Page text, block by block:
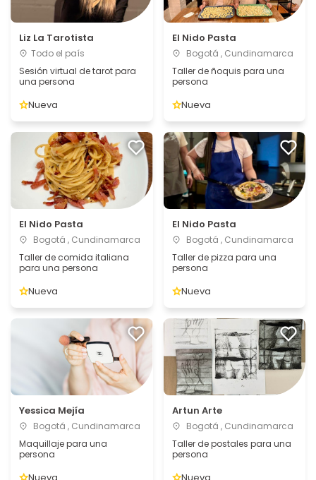
Liz La Tarotista
Todo el país
Sesión virtual de tarot para
una persona
Nueva
El Nido Pasta
Bogotá , Cundinamarca
Taller de ñoquis para una
persona
Nueva
El Nido Pasta
Bogotá , Cundinamarca
Taller de comida italiana
para una persona
Nueva
El Nido Pasta
Bogotá , Cundinamarca
Taller de pizza para una
persona
Nueva
Yessica Mejía
Bogotá , Cundinamarca
Maquillaje para una
persona
Artun Arte
Bogotá , Cundinamarca
Taller de postales para una
persona